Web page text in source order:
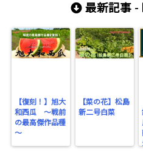
最新記事 -
【復刻！】旭大
和西瓜 ～戦前
の最高傑作品種
～
【菜の花】松島
新二号白菜